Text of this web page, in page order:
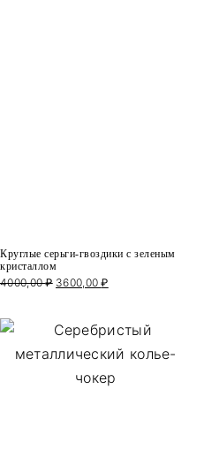
Круглые серьги-гвоздики с зеленым
кристаллом
4000,00₽ Первоначальная
4000,00 ₽.
3600,00₽